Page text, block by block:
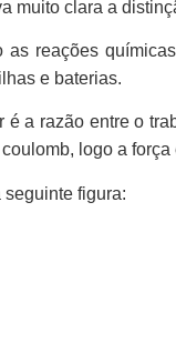
muito clara a
reações
e baterias.
é a razão entre o
logo a
figura: